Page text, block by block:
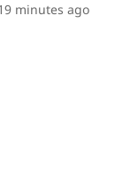
minutes ago